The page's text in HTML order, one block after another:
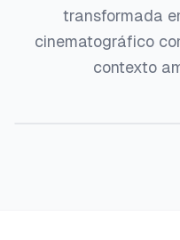
transformada
cinematográfico
contexto